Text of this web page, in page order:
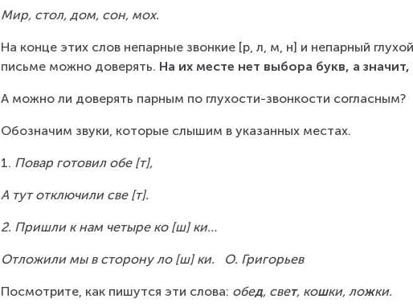
Мир, стол, дом, сон, мох.
На конце этих слов непарные звонкие [р, л, м, н] и непарный
письме можно доверять. На их месте нет выбора букв, а
А можно ли доверять парным по глухости-звонкости согласным?
Обозначим звуки, которые слышим в указанных местах.
1. Повар готовил обе [т],
А тут отключили све [т].
2. Пришли к нам четыре ко [ш] ки…
Отложили мы в сторону ло [ш] ки.   О. Григорьев
Посмотрите, как пишутся эти слова: обед, свет, кошки, ложки.